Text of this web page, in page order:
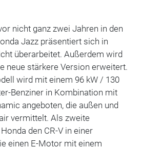
nicht ganz zwei Jahren in den
Jazz präsentiert sich in
überarbeitet. Außerdem wird
neue stärkere Version erweitert.
wird mit einem 96 kW / 130
Benziner in Kombination mit
angeboten, die außen und
vermittelt. Als zweite
den CR-V in einer
einen E-Motor mit einem